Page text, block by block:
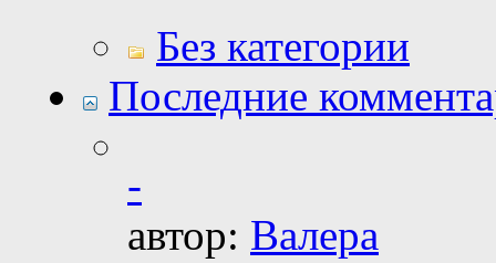
Без категории
Последние
-
автор: Валера